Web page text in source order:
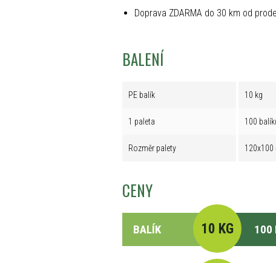
Doprava ZDARMA do 30 km od
BALENÍ
PE balík 10 kg
1 paleta 100
Rozměr palety 120x100
CENY
BALÍK 10 KG 100